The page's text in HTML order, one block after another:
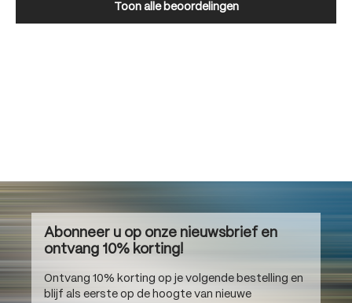
Toon alle beoordelingen
Abonneer u op onze nieuwsbrief en
ontvang 10% korting!
Ontvang 10% korting op je volgende bestelling en
blijf als eerste op de hoogte van nieuwe